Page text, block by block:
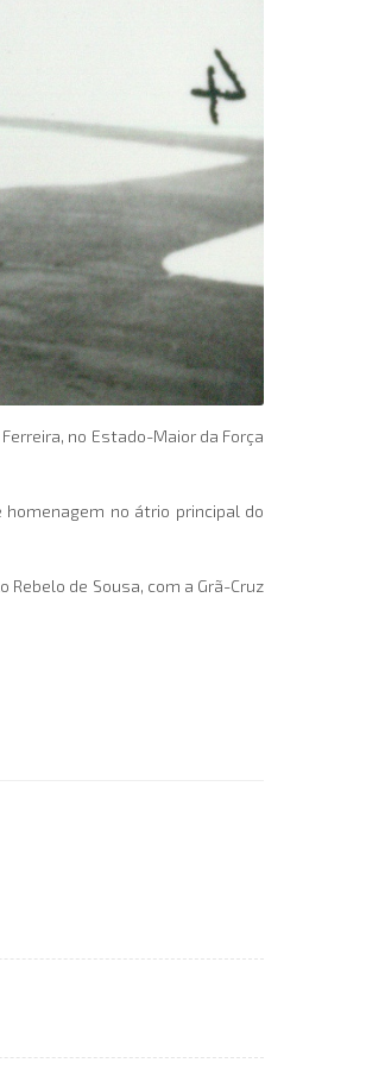
no Estado-Maior da Força
homenagem no átrio principal do
de Sousa, com a Grã-Cruz